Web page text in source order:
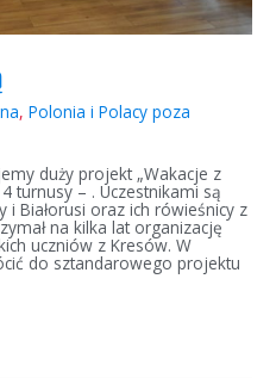
, Polonia i Polacy poza
duży projekt „Wakacje z
turnusy – . Uczestnikami są
i Białorusi oraz ich rówieśnicy z
na kilka lat organizację
uczniów z Kresów. W
do sztandarowego projektu